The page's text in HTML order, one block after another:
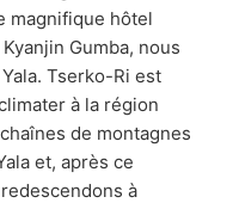
magnifique hôtel
Gumba, nous
Tserko-Ri est
à la région
de montagnes
et, après ce
à